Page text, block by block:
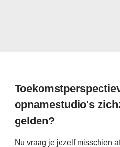
opnamestudio's
gelden?
Nu vraag je jezelf misschien